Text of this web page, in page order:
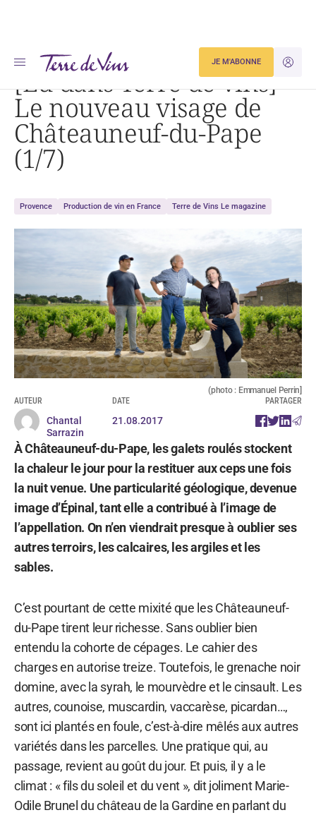
JE
JE M'ABONNE
Accueil [Lu dans Terre de vins] Le nouveau visage de Châteauneuf-du-Pape (1/7)
[Lu dans Terre de vins]
Le nouveau visage de
Châteauneuf-du-Pape
(1/7)
Provence Production de vin en France Terre de Vins Le magazine
(photo : Emmanuel Perrin]
AUTEUR
Chantal
Sarrazin
DATE
21.08.2017
PARTAGER
À Châteauneuf-du-Pape, les galets roulés stockent
la chaleur le jour pour la restituer aux ceps une fois
la nuit venue. Une particularité géologique, devenue
image d’Épinal, tant elle a contribué à l’image de
l’appellation. On n’en viendrait presque à oublier ses
autres terroirs, les calcaires, les argiles et les
sables.
C’est pourtant de cette mixité que les Châteauneuf-
du-Pape tirent leur richesse. Sans oublier bien
entendu la cohorte de cépages. Le cahier des
charges en autorise treize. Toutefois, le grenache noir
domine, avec la syrah, le mourvèdre et le cinsault. Les
autres, counoise, muscardin, vaccarèse, picardan…,
sont ici plantés en foule, c’est-à-dire mêlés aux autres
variétés dans les parcelles. Une pratique qui, au
passage, revient au goût du jour. Et puis, il y a le
climat : « fils du soleil et du vent », dit joliment Marie-
Odile Brunel du château de la Gardine en parlant du